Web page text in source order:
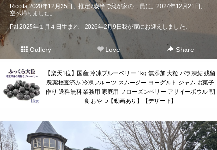
Ricotta 2020年12月25日、推定7歳半で我が家の一員に。2024年12月21日、
空へ帰りました。
Pal 2025年１月４日生まれ 2026年2月9日我が家にお迎えしました。
Gallery Love Share
【楽天1位】国産 冷凍ブルーベリー 1kg 無添加 大粒 バラ凍結 残留
農薬検査済み 冷凍フルーツ スムージー ヨーグルト ジャム お菓子
作り 送料無料 業務用 家庭用 フローズンベリー アサイーボウル 朝
食 おやつ【動画あり】【デザート】